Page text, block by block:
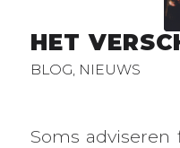
HET
BLOG, NIEUWS
Soms